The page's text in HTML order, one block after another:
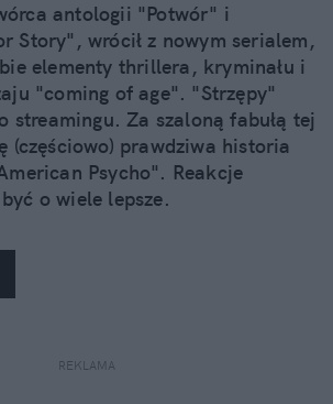
antologii "Potwór" i
Story", wrócił z nowym serialem,
elementy thrillera, kryminału i
"coming of age". "Strzępy"
streamingu. Za szaloną fabułą tej
(częściowo) prawdziwa historia
Psycho". Reakcje
o wiele lepsze.
REKLAMA